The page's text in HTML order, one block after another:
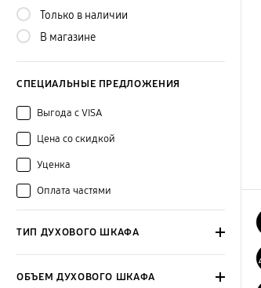
Только в наличии
В магазине
СПЕЦИАЛЬНЫЕ ПРЕДЛОЖЕНИЯ
Выгода с VISA
Цена со скидкой
Уценка
Оплата частями
ТИП ДУХОВОГО ШКАФА
ОБЪЕМ ДУХОВОГО ШКАФА